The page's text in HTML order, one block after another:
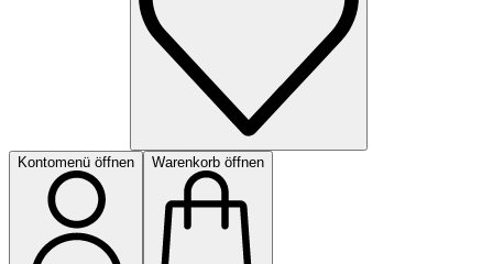
Kontomenü öffnen Warenkorb öffnen